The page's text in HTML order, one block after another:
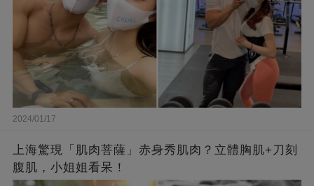
2024/01/17
上海驚現「肌肉菩薩」赤身秀肌肉？立體胸肌+刀刻
腹肌，小姐姐看呆！